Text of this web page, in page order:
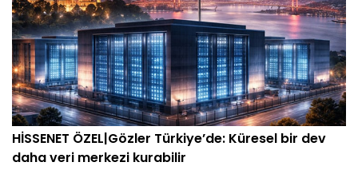
HİSSENET ÖZEL|Gözler Türkiye’de: Küresel bir dev
daha veri merkezi kurabilir